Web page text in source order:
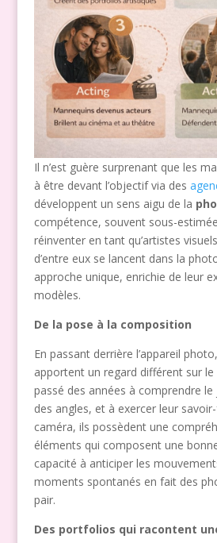
Il n’est guère surprenant que les
à être devant l’objectif via des
développent un sens aigu de la
compétence, souvent sous-
réinventer en tant qu’artistes
d’entre eux se lancent dans la
approche unique, enrichie de leur
modèles.
De la pose à la composition
En passant derrière l’appareil
apportent un regard différent sur
passé des années à comprendre
des angles, et à exercer leur
caméra, ils possèdent une
éléments qui composent une
capacité à anticiper les
moments spontanés en fait des
pair.
Des portfolios qui racontent